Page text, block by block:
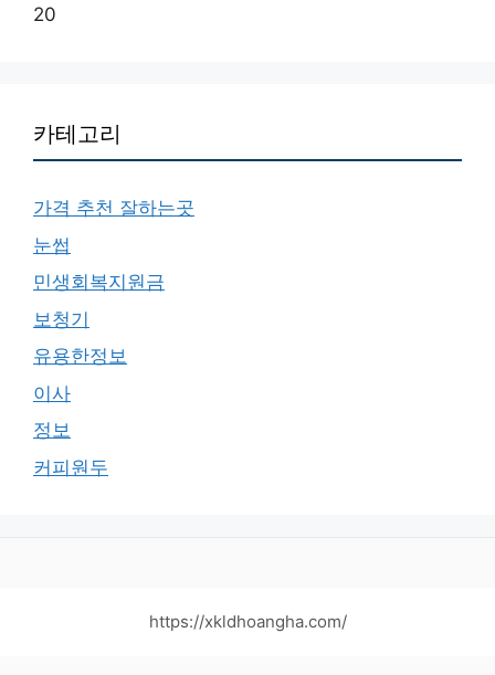
20
카테고리
가격 추천 잘하는곳
눈썹
민생회복지원금
보청기
유용한정보
이사
정보
커피원두
https://xkldhoangha.com/